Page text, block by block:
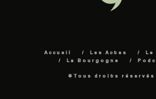
Accueil Les Actes
Le
La Bourgogne
©Tous droits réservés